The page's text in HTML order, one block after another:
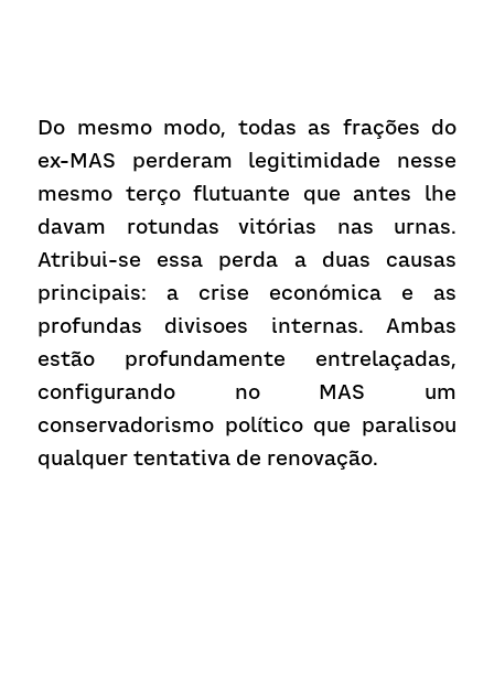
Do mesmo modo, todas as frações do
ex-MAS perderam legitimidade nesse
mesmo terço flutuante que antes lhe
davam rotundas vitórias nas urnas.
Atribui-se essa perda a duas causas
principais: a crise económica e as
profundas divisoes internas. Ambas
estão profundamente entrelaçadas,
configurando no MAS um
conservadorismo político que paralisou
qualquer tentativa de renovação.